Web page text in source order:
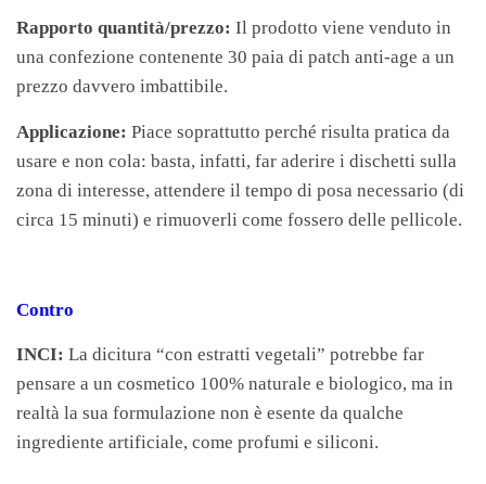
Rapporto quantità/prezzo: Il prodotto viene venduto in
una confezione contenente 30 paia di patch anti-age a un
prezzo davvero imbattibile.
Applicazione: Piace soprattutto perché risulta pratica da
usare e non cola: basta, infatti, far aderire i dischetti sulla
zona di interesse, attendere il tempo di posa necessario (di
circa 15 minuti) e rimuoverli come fossero delle pellicole.
Contro
INCI: La dicitura “con estratti vegetali” potrebbe far
pensare a un cosmetico 100% naturale e biologico, ma in
realtà la sua formulazione non è esente da qualche
ingrediente artificiale, come profumi e siliconi.